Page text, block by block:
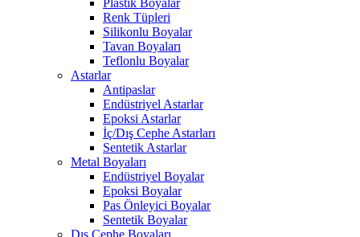
Plastik Boyalar
Renk Tüpleri
Silikonlu Boyalar
Tavan Boyaları
Teflonlu Boyalar
Astarlar
Antipaslar
Endüstriyel Astarlar
Epoksi Astarlar
İç/Dış Cephe Astarları
Sentetik Astarlar
Metal Boyaları
Endüstriyel Boyalar
Epoksi Boyalar
Pas Önleyici Boyalar
Sentetik Boyalar
Dış Cephe Boyaları